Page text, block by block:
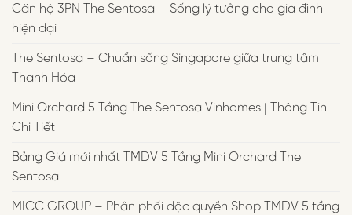
Căn hộ 3PN The Sentosa – Sống lý tưởng cho gia đình
hiện đại
The Sentosa – Chuẩn sống Singapore giữa trung tâm
Thanh Hóa
Mini Orchard 5 Tầng The Sentosa Vinhomes | Thông Tin
Chi Tiết
Bảng Giá mới nhất TMDV 5 Tầng Mini Orchard The
Sentosa
MICC GROUP – Phân phối độc quyền Shop TMDV 5 tầng